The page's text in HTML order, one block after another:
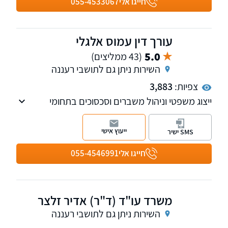
מתמשך. בנוסף, במשרדנו עו"ד בתחום דיני
עורך דין עמוס אלגלי
5.0 (43 ממליצים)
השירות ניתן גם לתושבי רעננה
צפיות: 3,883
ייצוג משפטי וניהול משברים וסכסוכים בתחומי
המשפט האזרחי, העסקי והמשפחתי.
חייגו אלי055-4546991
SMS ישיר ייעוץ אישי
משרד עו"ד (ד"ר) אדיר זלצר
השירות ניתן גם לתושבי רעננה